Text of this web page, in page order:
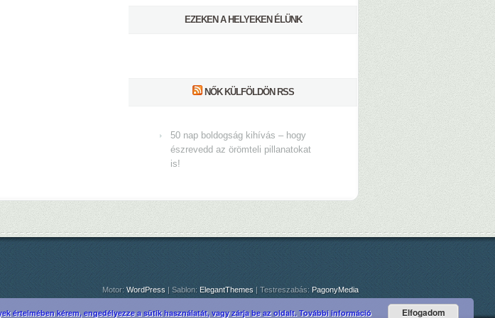
EZEKEN A HELYEKEN ÉLÜNK
NŐK KÜLFÖLDÖN RSS
50 nap boldogság kihívás – hogy
észrevedd az örömteli pillanatokat
is!
Motor: WordPress | Sablon: ElegantThemes | Testreszabás: PagonyMedia
értelmében kérem, engedélyezze a sütik használatát, vagy zárja be az oldalt. További információ Elfogadom